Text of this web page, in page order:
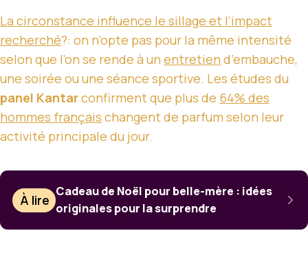
La circonstance influence le sillage et l’impact
recherché?: on n’opte pas pour la même intensité
selon que l’on se rende à un entretien d’embauche,
une soirée ou une séance sportive. Les études du
panel Kantarconfirment que plus de 64% des
hommes français changent de parfum selon leur
activité principale du jour.
À lire
Cadeau de Noël pour belle-mère : idées
originales pour la surprendre